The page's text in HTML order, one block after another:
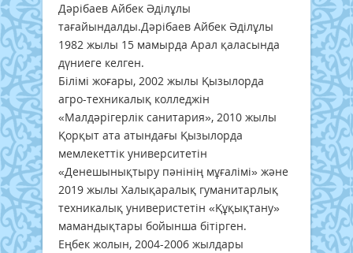
Дәрібаев Айбек Әділұлы
тағайындалды.Дәрібаев Айбек Әділұлы
1982 жылы 15 мамырда Арал қаласында
дүниеге келген.
Білімі жоғары, 2002 жылы Қызылорда
агро-техникалық колледжін
«Малдәрігерлік санитария», 2010 жылы
Қорқыт ата атындағы Қызылорда
мемлекеттік университетін
«Денешынықтыру пәнінің мұғалімі» және
2019 жылы Халықаралық гуманитарлық
техникалық универистетін «Құқықтану»
мамандықтары бойынша бітірген.
Еңбек жолын, 2004-2006 жылдары